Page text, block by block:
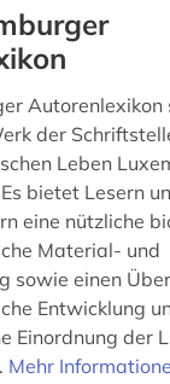
Autorenlexikon
der
Leben
bietet Lesern
eine nützliche
Material- und
sowie einen
Entwicklung
Einordnung der
Mehr